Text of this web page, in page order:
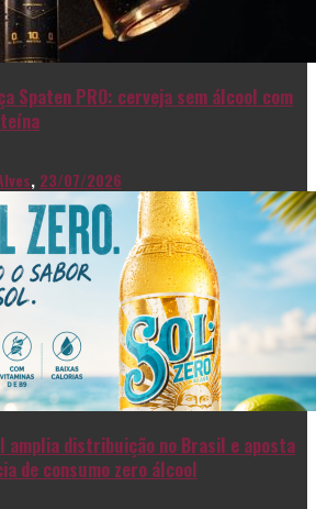
Spaten PRO: cerveja sem álcool com
, 23/07/2026
amplia distribuição no Brasil e aposta
de consumo zero álcool